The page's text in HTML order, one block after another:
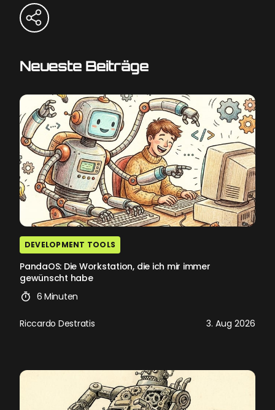
Neueste Beiträge
DEVELOPMENT TOOLS
PandaOS: Die Workstation, die ich mir immer
gewünscht habe
6 Minuten
Riccardo Destratis 3. Aug 2026